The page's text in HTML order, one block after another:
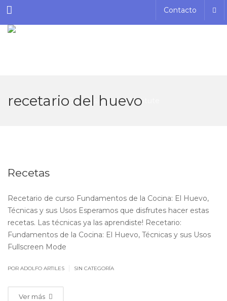
Menu Contacto
recetario del huevo
Recetas
Recetario de curso Fundamentos de la Cocina: El Huevo,
Técnicas y sus Usos Esperamos que disfrutes hacer estas
recetas. Las técnicas ya las aprendiste! Recetario:
Fundamentos de la Cocina: El Huevo, Técnicas y sus Usos
Fullscreen Mode
POR ADOLFO ARTILES SIN CATEGORÍA
Ver más